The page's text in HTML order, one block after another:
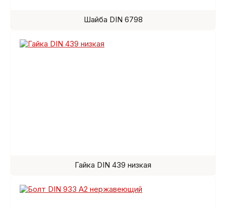
Шайба DIN 6798
Гайка DIN 439 низкая